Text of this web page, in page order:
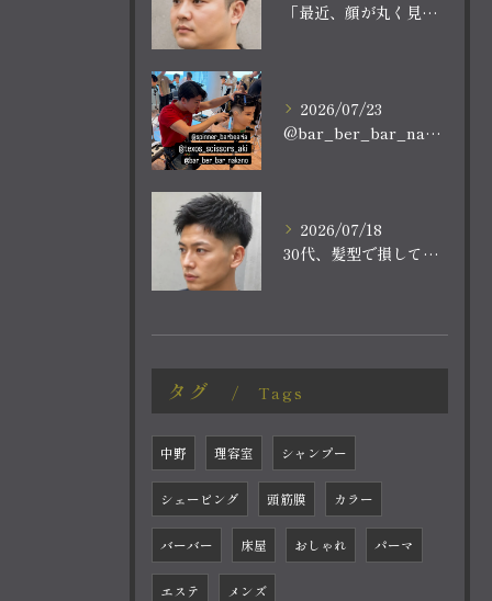
「最近、顔が丸く見える。
2026/07/23
@bar_ber_bar_nakano
2026/07/18
30代、髪型で損していませんか？
タグ Tags
中野 理容室 シャンプー
シェービング 頭筋膜 カラー
バーバー 床屋 おしゃれ パーマ
エステ メンズ